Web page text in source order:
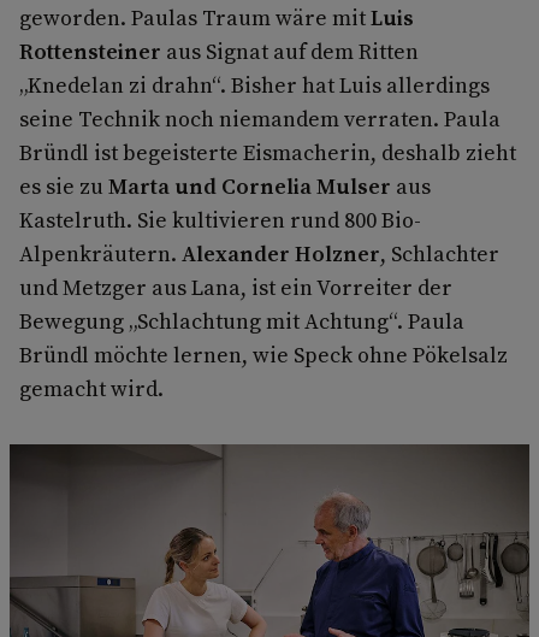
geworden. Paulas Traum wäre mitLuis
Rottensteiner aus Signat auf dem Ritten
„Knedelan zi drahn“. Bisher hat Luis allerdings
seine Technik noch niemandem verraten. Paula
Bründl ist begeisterte Eismacherin, deshalb zieht
es sie zu Marta und Cornelia Mulser aus
Kastelruth. Sie kultivieren rund 800 Bio-
Alpenkräutern. Alexander Holzner, Schlachter
und Metzger aus Lana, ist ein Vorreiter der
Bewegung „Schlachtung mit Achtung“. Paula
Bründl möchte lernen, wie Speck ohne Pökelsalz
gemacht wird.